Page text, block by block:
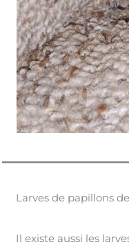
Larves de papillons
Il existe aussi les